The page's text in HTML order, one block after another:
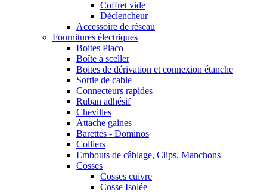
Coffret vide
Déclencheur
Accessoire de réseau
Fournitures électriques
Boites Placo
Boîte à sceller
Boites de dérivation et connexion étanche
Sortie de cable
Connecteurs rapides
Ruban adhésif
Chevilles
Attache gaines
Barettes - Dominos
Colliers
Embouts de câblage, Clips, Manchons
Cosses
Cosses cuivre
Cosse Isolée